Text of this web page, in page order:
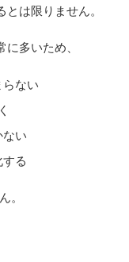
は限りません。
多いため、
ない
ない
る
。